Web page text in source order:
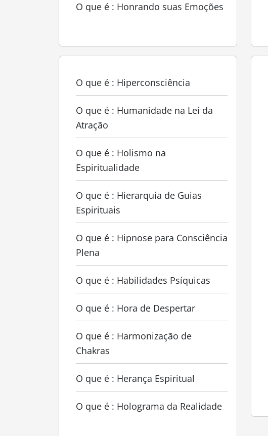
O que é : Honrando suas Emoções
O que é : Hiperconsciência
O que é : Humanidade na Lei da
Atração
O que é : Holismo na
Espiritualidade
O que é : Hierarquia de Guias
Espirituais
O que é : Hipnose para Consciência
Plena
O que é : Habilidades Psíquicas
O que é : Hora de Despertar
O que é : Harmonização de
Chakras
O que é : Herança Espiritual
O que é : Holograma da Realidade